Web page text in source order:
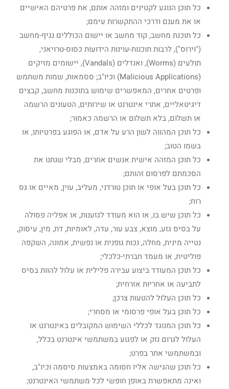
כל תוכן הנוגע לקטינים ומזהה אותם, את פרטיהם האישיים
או את מענם ודרכי ההתקשרות עימם;
כל תוכנת מחשב, קוד מחשב או יישום הכוללים נגיף-מחשב
("וירוס"), לרבות תוכנות-עוינות הידועות כסוס-טרויאני,
תולעים (Worms), ואנדלים (Vandals), יישומים מזיקים
(Malicious Applications) וכיו"ב; ססמאות, שמות משתמש
ופרטים אחרים, המאפשרים שימוש בתוכנות מחשב, קבצים
דיגיטאליים, אתרי אינטרנט או שירותים, הטעונים הרשמה
או תשלום, בלא תשלום או הרשמה כאמור;
כל תוכן המהווה לשון הרע על אדם, או הפוגע בפרטיותו, או
בשמו הטוב;
כל תוכן המזהה אישית אנשים אחרים, מבלי שנתנו את
הסכמתם לפרסום זהותם;
כל תוכן בעל אופי או תוכן טורדני, מעליב, עוין, מאיים או גס
רוח;
כל תוכן שיש בו, או הוא מעודד לגזענות, או אפליה פסולה
על בסיס גזע, מוצא, צבע עור, עדה, לאומיות, דת, מין, עיסוק,
נטייה מינית, מחלה, נכות גופנית או נפשית, אמונה, השקפה
פוליטית, או מעמד חברתי-כלכלי;
כל תוכן המעודד ביצוע עבירה פלילית או עלול להוות בסיס
לתביעה או אחריות אזרחית;
כל תוכן העלול להטעות צרכן;
כל תוכן בעל אופי פרסומי או מסחרי;
כל תוכן המנוגד לכללי השימוש המקובלים באינטרנט או
העלול לגרום נזק או לפגוע במשתמשי אינטרנט בכלל,
ובמשתמשי אתר בפרט;
כל תוכן שהגישה אליו חסומה באמצעות סיסמה וכיו"ב,
ואינה מתאפשרת באופן חופשי לכל משתמשי האינטרנט;